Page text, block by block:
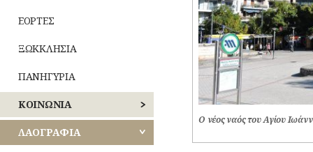
ΚΙΝΗΜΑΤΟΓΡΑΦΟΣ
ΚΟΜΙΚΣ
ΣΚΙΤΣΑ
ΛΟΓΟΤΕΧΝΙΑ
–
ΠΟΙΗΣΗ
ΑΘΗΝΩΝ
ΑΝΑΤΟΛΙΚΗΣ
ΑΤΤΙΚΗΣ
ΔΥΤΙΚΗΣ
ΑΤΤΙΚΗΣ
ΠΕΙΡΑΙΩΣ
ΕΟΡΤΕΣ
ΞΩΚΚΛΗΣΙΑ
ΠΑΝΗΓΥΡΙΑ
ΚΟΙΝΩΝΙΑ
ΑΝΘΡΩΠΙΝΕΣ
ΙΣΤΟΡΙΕΣ
ΛΑΟΓΡΑΦΙΑ
Ο νέος ναός του Αγίου